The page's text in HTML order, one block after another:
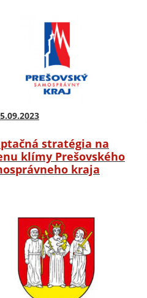
stratégia na
klímy Prešovského
kraja